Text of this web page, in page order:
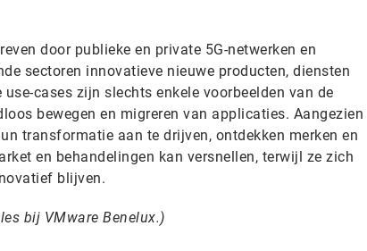
door publieke en private 5G-netwerken en
sectoren innovatieve nieuwe producten, diensten
cases zijn slechts enkele voorbeelden van de
bewegen en migreren van applicaties. Aangezien
transformatie aan te drijven, ontdekken merken en
en behandelingen kan versnellen, terwijl ze zich
blijven.
bij VMware Benelux.)